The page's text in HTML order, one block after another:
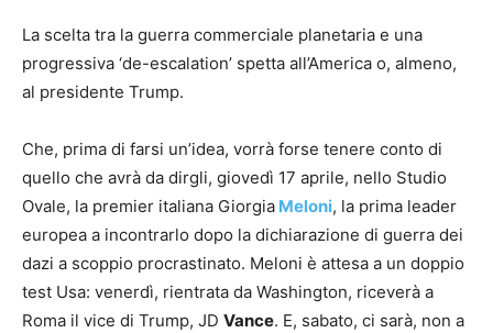
La scelta tra la guerra commerciale planetaria e una
progressiva ‘de-escalation’ spetta all’America o, almeno,
al presidente Trump.
Che, prima di farsi un’idea, vorrà forse tenere conto di
quello che avrà da dirgli, giovedì 17 aprile, nello Studio
Ovale, la premier italiana Giorgia Meloni, la prima leader
europea a incontrarlo dopo la dichiarazione di guerra dei
dazi a scoppio procrastinato. Meloni è attesa a un doppio
test Usa: venerdì, rientrata da Washington, riceverà a
Roma il vice di Trump, JD Vance. E, sabato, ci sarà, non a